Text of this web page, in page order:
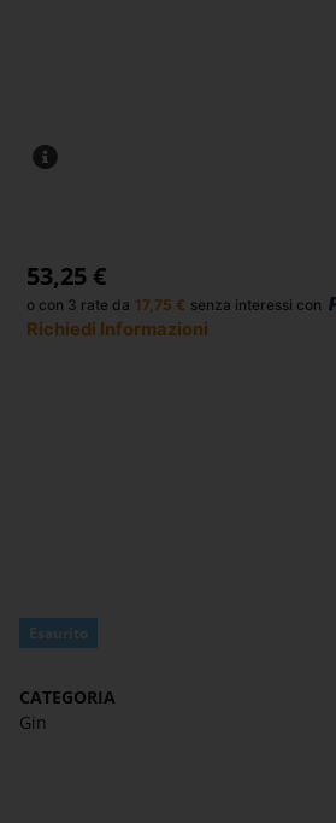
53,25 €
o con 3 rate da 17,75 € senza interessi con
Richiedi Informazioni
Esaurito
CATEGORIA
Gin